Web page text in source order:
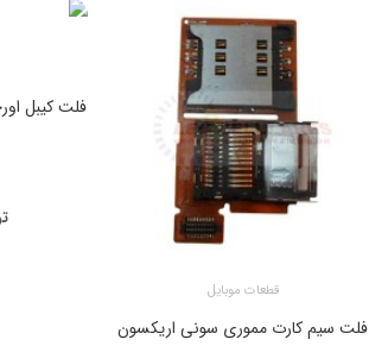
قطعات موبایل
فلت سیم کارت مموری سونی اریکسون